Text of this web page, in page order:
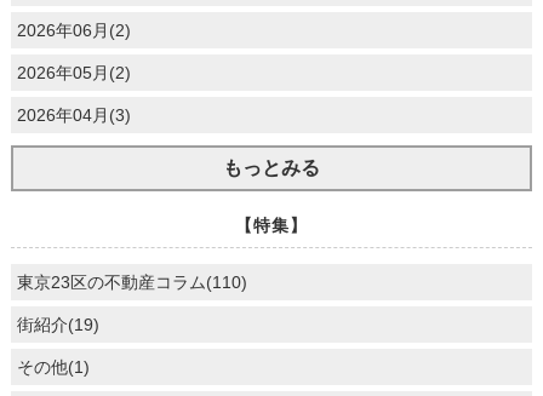
2026年06月(2)
2026年05月(2)
2026年04月(3)
もっとみる
【特集】
東京23区の不動産コラム(110)
街紹介(19)
その他(1)